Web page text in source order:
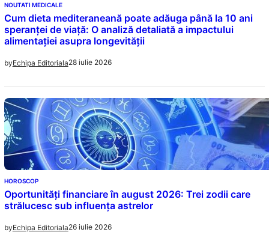
NOUTATI MEDICALE
Cum dieta mediteraneană poate adăuga până la 10 ani
speranței de viață: O analiză detaliată a impactului
alimentației asupra longevității
byEchipa Editoriala28 iulie 2026
HOROSCOP
Oportunități financiare în august 2026: Trei zodii care
strălucesc sub influența astrelor
byEchipa Editoriala26 iulie 2026